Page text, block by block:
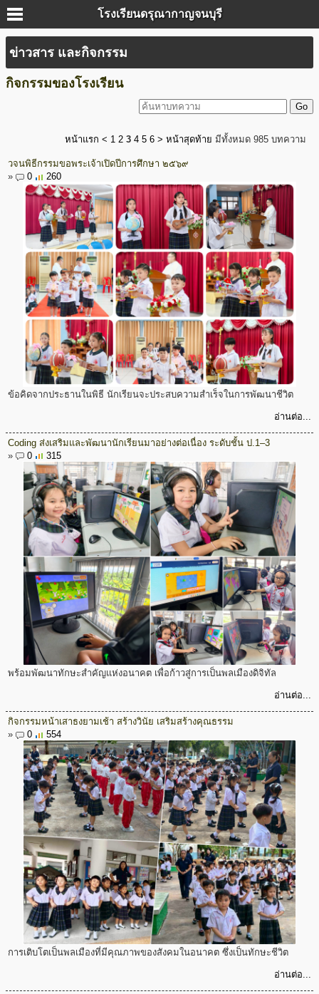
โรงเรียนดรุณากาญจนบุรี
ข่าวสาร และกิจกรรม
กิจกรรมของโรงเรียน
หน้าแรก < 1 2 3 4 5 6 > หน้าสุดท้าย มีทั้งหมด 985 บทความ
วจนพิธีกรรมขอพระเจ้าเปิดปีการศึกษา ๒๕๖๙
»
0 260
ข้อคิดจากประธานในพิธี นักเรียนจะประสบความสำเร็จในการพัฒนาชีวิต
อ่านต่อ...
Coding ส่งเสริมและพัฒนานักเรียนมาอย่างต่อเนื่อง ระดับชั้น ป.1–3
»
0 315
พร้อมพัฒนาทักษะสำคัญแห่งอนาคต เพื่อก้าวสู่การเป็นพลเมืองดิจิทัล
อ่านต่อ...
กิจกรรมหน้าเสาธงยามเช้า สร้างวินัย เสริมสร้างคุณธรรม
»
0 554
การเติบโตเป็นพลเมืองที่มีคุณภาพของสังคมในอนาคต ซึ่งเป็นทักษะชีวิต
อ่านต่อ...